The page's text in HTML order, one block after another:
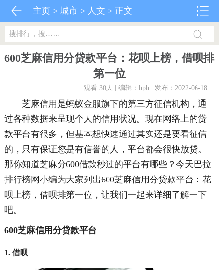
主页 >城市 > 人文 > 正文
600芝麻信用分贷款平台：花呗上榜，借呗排
第一位
观看 30人 | 编辑：hph | 发布：2022-06-18
芝麻信用是蚂蚁金服旗下的第三方征信机构，通
过各种数据来呈现个人的信用状况。现在网络上的贷
款平台有很多，但基本想快速通过其实还是要看征信
的，只有保证您是有信誉的人，平台都会很快放贷。
那你知道芝麻分600借款秒过的平台有哪些？今天巴拉
排行榜网小编为大家列出600芝麻信用分贷款平台：花
呗上榜，借呗排第一位，让我们一起来详细了解一下
吧。
600芝麻信用分贷款平台
1. 借呗